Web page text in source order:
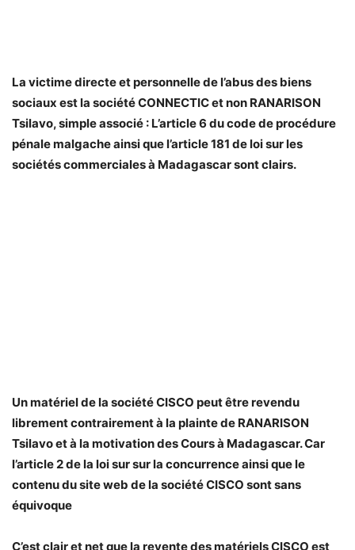
La victime directe et personnelle de l’abus des biens
sociaux est la société CONNECTIC et non RANARISON
Tsilavo, simple associé : L’article 6 du code de procédure
pénale malgache ainsi que l’article 181 de loi sur les
sociétés commerciales à Madagascar sont clairs.
Un matériel de la société CISCO peut être revendu
librement contrairement à la plainte de RANARISON
Tsilavo et à la motivation des Cours à Madagascar. Car
l’article 2 de la loi sur sur la concurrence ainsi que le
contenu du site web de la société CISCO sont sans
équivoque
C’est clair et net que la revente des matériels CISCO est